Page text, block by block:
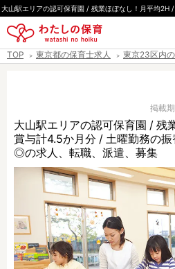
ペ
ー
のTOP 東京都の保育士求人 東京23区内
掲載
大山駅エリアの認可保育園 / 残
賞与計4.5か月分 / 土曜勤務の
◎の求人、転職、派遣、募集
都道府県
雇用形態
職種
保育士
保
保育補助
幼